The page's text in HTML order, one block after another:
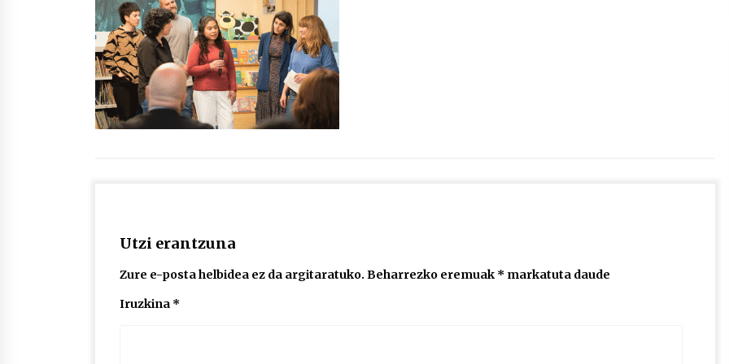
protagonista
2026/07/16
POTTO: San Pedro jaietako bertso-
saioa
2026/07/09
Utzi erantzuna
Zure e-posta helbidea ez da argitaratuko. Beharrezko eremuak * markatuta daude
Iruzkina *